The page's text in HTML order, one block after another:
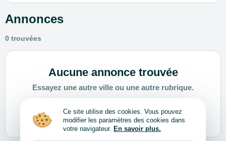
Annonces
0 trouvées
Aucune annonce trouvée
Essayez une autre ville ou une autre rubrique.
Choisir une autre ville ou rubrique
Ce site utilise des cookies. Vous pouvez
modifier les paramètres des cookies dans
votre navigateur. En savoir plus.